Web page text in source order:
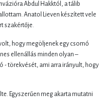
Abdul Hakktól, a tálib
Anatol Lieven készített vele
szakértője.
hogy megöljenek egy csomó
ellenállás minden olyan –
- törekvését, ami arra irányult, hogy
Egyszerűen meg akarta mutatni